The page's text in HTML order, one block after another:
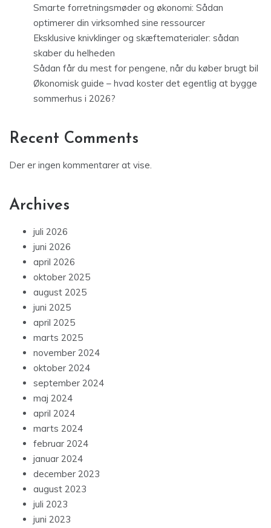
Smarte forretningsmøder og økonomi: Sådan
optimerer din virksomhed sine ressourcer
Eksklusive knivklinger og skæftematerialer: sådan
skaber du helheden
Sådan får du mest for pengene, når du køber brugt bil
Økonomisk guide – hvad koster det egentlig at bygge
sommerhus i 2026?
Recent Comments
Der er ingen kommentarer at vise.
Archives
juli 2026
juni 2026
april 2026
oktober 2025
august 2025
juni 2025
april 2025
marts 2025
november 2024
oktober 2024
september 2024
maj 2024
april 2024
marts 2024
februar 2024
januar 2024
december 2023
august 2023
juli 2023
juni 2023